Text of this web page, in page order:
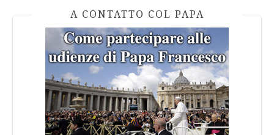
A CONTATTO COL PAPA